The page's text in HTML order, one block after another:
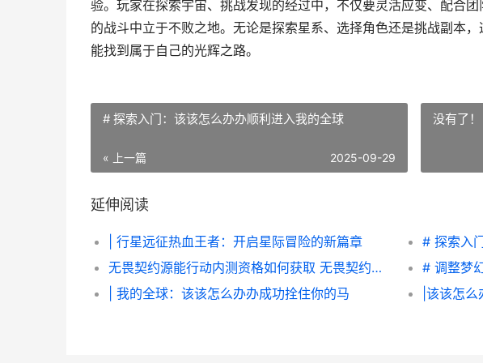
验。玩家在探索宇宙、挑战发现的经过中，不仅要灵活应变、配合
的战斗中立于不败之地。无论是探索星系、选择角色还是挑战副本
能找到属于自己的光辉之路。
# 探索入门：该该怎么办办顺利进入我的全球
« 上一篇 2025-09-29
没有了！
延伸阅读
| 行星远征热血王者：开启星际冒险的新篇章
# 探索入
无畏契约源能行动内测资格如何获取 无畏契约源能行动测试资格获取策略 无畏契约源能行动体验服
| 我的全球：该该怎么办办成功拴住你的马
|该该怎